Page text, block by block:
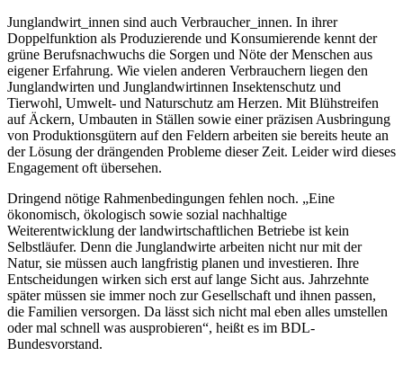
Junglandwirt_innen sind auch Verbraucher_innen. In ihrer
Doppelfunktion als Produzierende und Konsumierende kennt der
grüne Berufsnachwuchs die Sorgen und Nöte der Menschen aus
eigener Erfahrung. Wie vielen anderen Verbrauchern liegen den
Junglandwirten und Junglandwirtinnen Insektenschutz und
Tierwohl, Umwelt- und Naturschutz am Herzen. Mit Blühstreifen
auf Äckern, Umbauten in Ställen sowie einer präzisen Ausbringung
von Produktionsgütern auf den Feldern arbeiten sie bereits heute an
der Lösung der drängenden Probleme dieser Zeit. Leider wird dieses
Engagement oft übersehen.
Dringend nötige Rahmenbedingungen fehlen noch. „Eine
ökonomisch, ökologisch sowie sozial nachhaltige
Weiterentwicklung der landwirtschaftlichen Betriebe ist kein
Selbstläufer. Denn die Junglandwirte arbeiten nicht nur mit der
Natur, sie müssen auch langfristig planen und investieren. Ihre
Entscheidungen wirken sich erst auf lange Sicht aus. Jahrzehnte
später müssen sie immer noch zur Gesellschaft und ihnen passen,
die Familien versorgen. Da lässt sich nicht mal eben alles umstellen
oder mal schnell was ausprobieren“, heißt es im BDL-
Bundesvorstand.